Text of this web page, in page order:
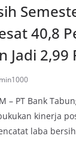
40,8
Jadi 2,99
– PT Bank
kinerja
laba